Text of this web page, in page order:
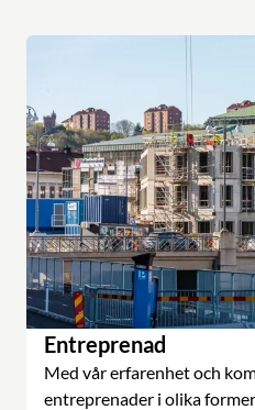
Entreprenad
Med vår erfarenhet och
entreprenader i olika